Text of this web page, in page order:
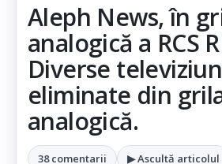
Aleph News, în
analogică a RCS
Diverse
eliminate din
analogică.
38 comentarii ▶ Ascultă articolul